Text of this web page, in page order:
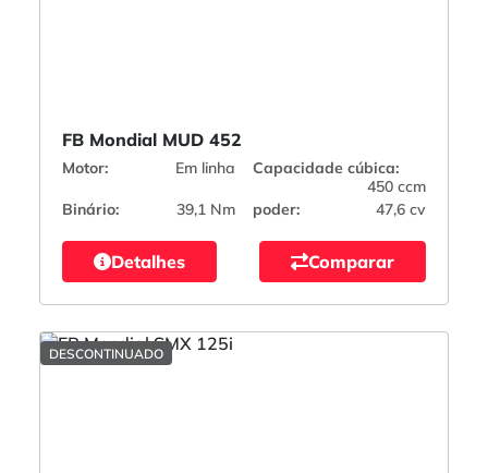
FB Mondial MUD 452
Motor: Em linha
Capacidade cúbica:
450 ccm
Binário:
39,1 Nm poder: 47,6 cv
Detalhes Comparar
DESCONTINUADO